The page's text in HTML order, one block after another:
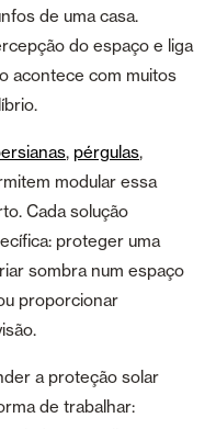
de uma casa.
do espaço e liga
acontece com muitos
, pérgulas,
modular essa
Cada solução
proteger uma
sombra num espaço
proporcionar
a proteção solar
de trabalhar: